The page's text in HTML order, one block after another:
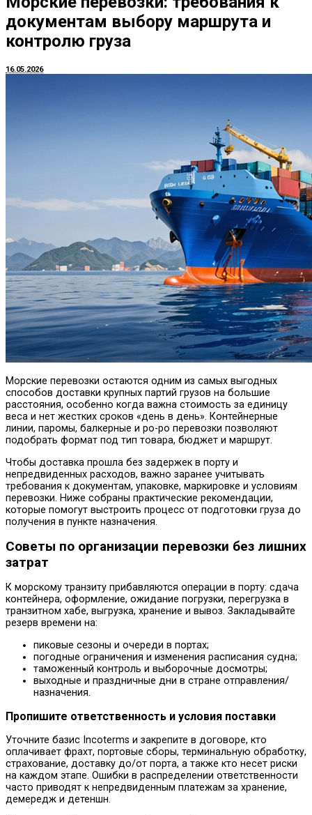
документам выбору маршрута и
контролю груза
16.05.2026
Морские перевозки остаются одним из самых выгодных
способов доставки крупных партий грузов на большие
расстояния, особенно когда важна стоимость за единицу
веса и нет жестких сроков «день в день». Контейнерные
линии, паромы, балкерные и ро-ро перевозки позволяют
подобрать формат под тип товара, бюджет и маршрут.
Чтобы доставка прошла без задержек в порту и
непредвиденных расходов, важно заранее учитывать
требования к документам, упаковке, маркировке и условиям
перевозки. Ниже собраны практические рекомендации,
которые помогут выстроить процесс от подготовки груза до
получения в пункте назначения.
Советы по организации перевозки без лишних
затрат
К морскому транзиту прибавляются операции в порту: сдача
контейнера, оформление, ожидание погрузки, перегрузка в
транзитном хабе, выгрузка, хранение и вывоз. Закладывайте
резерв времени на:
пиковые сезоны и очереди в портах;
погодные ограничения и изменения расписания судна;
таможенный контроль и выборочные досмотры;
выходные и праздничные дни в стране отправления/
назначения.
Пропишите ответственность и условия поставки
Уточните базис Incoterms и закрепите в договоре, кто
оплачивает фрахт, портовые сборы, терминальную обработку,
страхование, доставку до/от порта, а также кто несет риски
на каждом этапе. Ошибки в распределении ответственности
часто приводят к непредвиденным платежам за хранение,
демередж и детеншн.